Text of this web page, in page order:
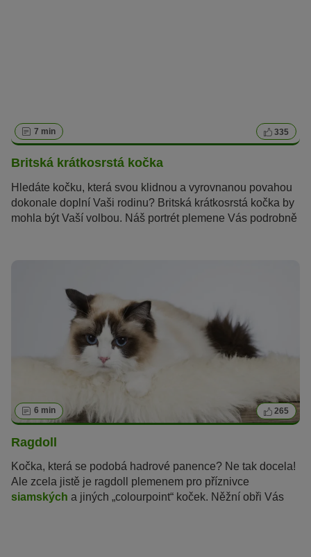
7 min 335
Britská krátkosrstá kočka
Hledáte kočku, která svou klidnou a vyrovnanou povahou
dokonale doplní Vaši rodinu? Britská krátkosrstá kočka by
mohla být Vaší volbou. Náš portrét plemene Vás podrobně
6 min 265
Ragdoll
Kočka, která se podobá hadrové panence? Ne tak docela!
Ale zcela jistě je ragdoll plemenem pro příznivce
siamských a jiných „colourpoint“ koček. Něžní obři Vás